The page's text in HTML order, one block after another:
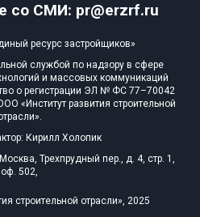
со СМИ: pr@erzrf.ru
ресурс застройщиков»
службой по надзору в сфере
и массовых коммуникаций
о регистрации ЭЛ № ФС 77–70042
«Институт развития строительной
Кирилл Холопик
Трехпрудный пер., д. 4, стр. 1,
оф. 502,
строительной отрасли», 2025